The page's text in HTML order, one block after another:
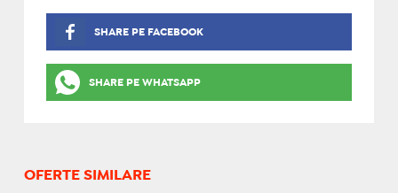
SHARE PE FACEBOOK
SHARE PE WHATSAPP
OFERTE SIMILARE